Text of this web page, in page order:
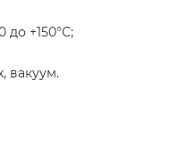
до +150°C;
вакуум.